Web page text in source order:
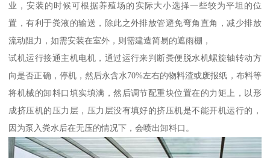
业，安装的时候可根据养殖场的实际大小选择一些较为平坦的位
置，有利于粪液的输送，除此之外排放管避免弯角直角，减少排放
流动阻力，如需安装在室外，则需建造简易的遮雨棚，
试机运行接通主机电机，通过运行来判断粪便脱水机螺旋轴转动方
向是否正确，停机，然后永含水70%左右的物料渣或废报纸，布料等
将机械的卸料口填实填满，然后调节配重块位置在的力矩上，以形
成挤压机的压力层，压力层没有填好的挤压机是不能开机运行的，
因为泵入粪水后在无压的情况下，会喷出卸料口。